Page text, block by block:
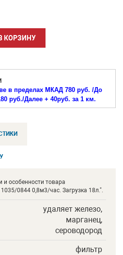
в пределах МКАД 780 руб. /До
руб./Далее + 40руб. за 1 км.
и особенности товара
0844 0,8м3/час. Загрузка 18л.".
удаляет железо,
марганец,
сероводород
фильтр